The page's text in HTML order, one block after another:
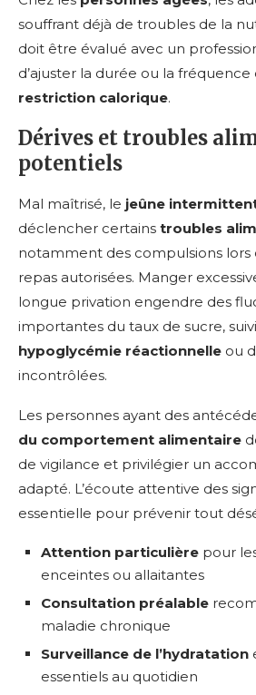
souffrant déjà de troubles de la
doit être évalué avec un
d’ajuster la durée ou la fréquence
restriction calorique.
Dérives et troubles
potentiels
Mal maîtrisé, le jeûne
déclencher certains troubles
notamment des compulsions lors
repas autorisées. Manger
longue privation engendre des
importantes du taux de sucre,
hypoglycémie réactionnelle ou
incontrôlées.
Les personnes ayant des
du comportement alimentaire
de vigilance et privilégier un
adapté. L’écoute attentive des
essentielle pour prévenir tout
Attention particulière pour
enceintes ou allaitantes
Consultation préalable
maladie chronique
Surveillance de l’hydratation
essentiels au quotidien